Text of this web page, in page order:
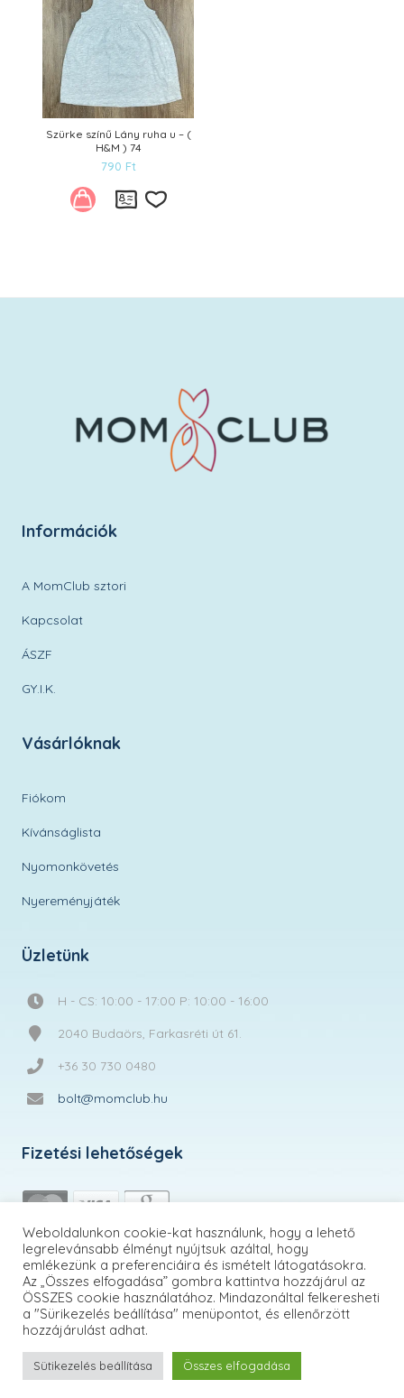
Szürke színű Lány ruha u – (
H&M ) 74
790 Ft
Információk
A MomClub sztori
Kapcsolat
ÁSZF
GY.I.K.
Vásárlóknak
Fiókom
Kívánságlista
Nyomonkövetés
Nyereményjáték
Üzletünk
H - CS: 10:00 - 17:00 P: 10:00 - 16:00
2040 Budaörs, Farkasréti út 61.
+36 30 730 0480
bolt@momclub.hu
Fizetési lehetőségek
MomClub.hu | © 2026 Minden jog fenntartva!
Weboldalunkon cookie-kat használunk, hogy a lehető
legrelevánsabb élményt nyújtsuk azáltal, hogy
emlékezünk a preferenciáira és ismételt látogatásokra.
Az „Összes elfogadása” gombra kattintva hozzájárul az
ÖSSZES cookie használatához. Mindazonáltal felkeresheti
a "Sürikezelés beállítása" menüpontot, és ellenőrzött
hozzájárulást adhat.
Sütikezelés beállítása Összes elfogadása